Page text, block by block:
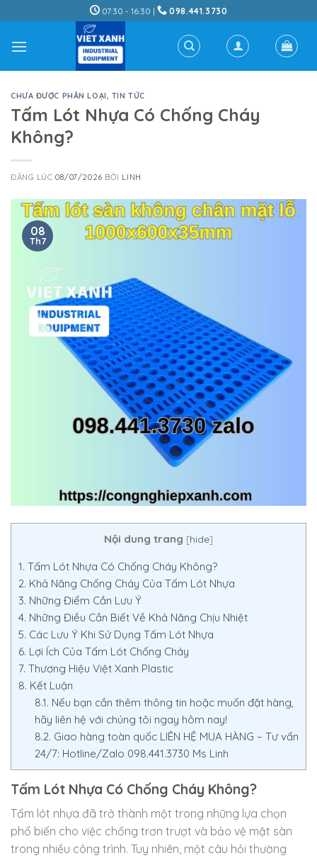
to
content
07:30 - 16:30 | 098.441.3730
CHƯA ĐƯỢC PHÂN LOẠI, TIN TỨC
Tấm Lót Nhựa Có Chống Cháy
Không?
ĐĂNG LÚC08/07/2026 BỞI LINH
08
Th7
Nội dung trang [hide]
1. Tấm Lót Nhựa Có Chống Cháy Không?
2. Khả Năng Chống Cháy Của Tấm Lót Nhựa
3. Những Điểm Cần Lưu Ý
4. Những Điều Cần Biết Về Khả Năng Chịu Nhiệt
5. Các Lưu Ý Khi Sử Dụng Tấm Lót Nhựa
6. Lợi Ích Của Tấm Lót Chống Cháy
7. Thương Hiệu Việt Xanh Plastic
8. Kết Luận
8.1. Nếu bạn cần thêm thông tin hoặc muốn đặt hàng,
hãy liên hệ với chúng tôi ngay hôm nay!
8.2. Giao hàng toàn quốc LIÊN HỆ MUA HÀNG – Tư vấn
24/7: Hotline/Zalo 098.441.3730 Ms Linh
Tấm Lót Nhựa Có Chống Cháy Không?
Tấm lót nhựa đã trở thành một trong những lựa chọn
phổ biến cho việc chống trơn trượt và bảo vệ mặt sàn
trong nhiều công trình. Tuy nhiên, một câu hỏi thường